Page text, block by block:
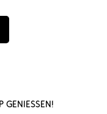
genießen!